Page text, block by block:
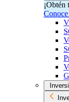
¡Obtén